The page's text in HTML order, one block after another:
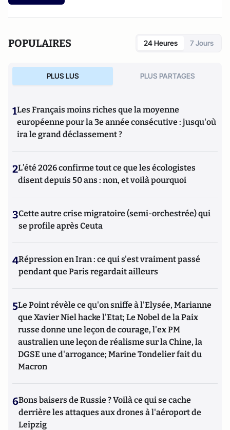
POPULAIRES 24 Heures 7 Jours
PLUS LUS PLUS PARTAGES
1Les Français moins riches que la moyenne
européenne pour la 3e année consécutive : jusqu'où
ira le grand déclassement ?
2L’été 2026 confirme tout ce que les écologistes
disent depuis 50 ans : non, et voilà pourquoi
3Cette autre crise migratoire (semi-orchestrée) qui
se profile après Ceuta
4Répression en Iran : ce qui s'est vraiment passé
pendant que Paris regardait ailleurs
5Le Point révèle ce qu'on sniffe à l'Elysée, Marianne
que Xavier Niel hacke l'Etat; Le Nobel de la Paix
russe donne une leçon de courage, l'ex PM
australien une leçon de réalisme sur la Chine, la
DGSE une d'arrogance; Marine Tondelier fait du
Macron
6Bons baisers de Russie ? Voilà ce qui se cache
derrière les attaques aux drones à l'aéroport de
Leipzig